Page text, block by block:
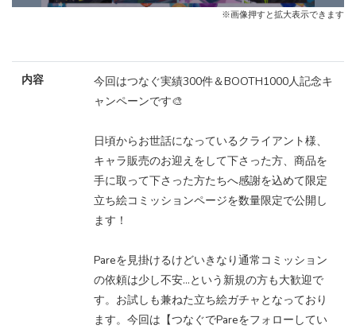
※画像押すと拡大表示できます
内容
今回はつなぐ実績300件＆BOOTH1000人記念キ
ャンペーンです🎨
日頃からお世話になっているクライアント様、
キャラ販売のお迎えをして下さった方、商品を
手に取って下さった方たちへ感謝を込めて限定
立ち絵コミッションページを数量限定で公開し
ます！
Pareを見掛けるけどいきなり通常コミッション
の依頼は少し不安…という新規の方も大歓迎で
す。お試しも兼ねた立ち絵ガチャとなっており
ます。今回は【つなぐでPareをフォローしてい